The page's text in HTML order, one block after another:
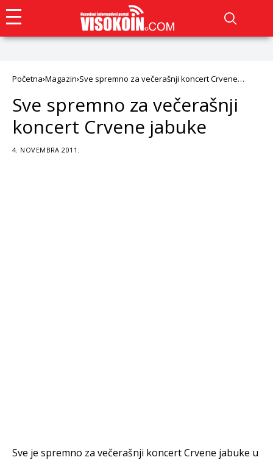
Početna Magazin Sve spremno za večerašnji koncert Crvene
Sve spremno za večerašnji
koncert Crvene jabuke
4. NOVEMBRA 2011.
Sve je spremno za večerašnji koncert Crvene jabuke u